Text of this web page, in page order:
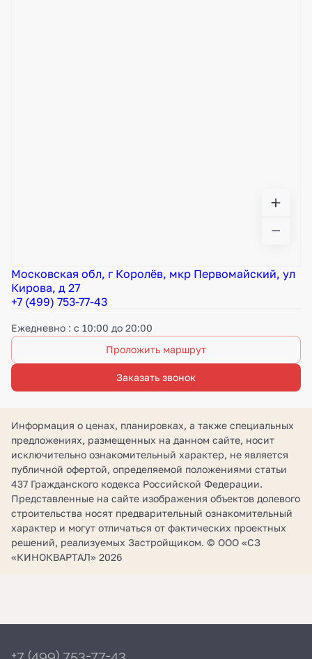
Московская обл, г Королёв, мкр Первомайский, ул
Кирова, д 27
+7 (499) 753-77-43
Ежедневно : с 10:00 до 20:00
Проложить маршрут
Заказать звонок
Информация о ценах, планировках, а также специальных
предложениях, размещенных на данном сайте, носит
исключительно ознакомительный характер, не является
публичной офертой, определяемой положениями статьи
437 Гражданского кодекса Российской Федерации.
Представленные на сайте изображения объектов долевого
строительства носят предварительный ознакомительный
характер и могут отличаться от фактических проектных
решений, реализуемых Застройщиком. © ООО «СЗ
«КИНОКВАРТАЛ» 2026
+7 (499) 753-77-43